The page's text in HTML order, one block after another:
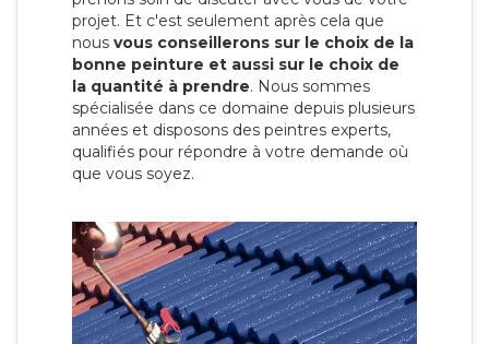
projet. Et c'est seulement après cela que
nous vous conseillerons sur le choix de la
bonne peinture et aussi sur le choix de
la quantité à prendre. Nous sommes
spécialisée dans ce domaine depuis plusieurs
années et disposons des peintres experts,
qualifiés pour répondre à votre demande où
que vous soyez.